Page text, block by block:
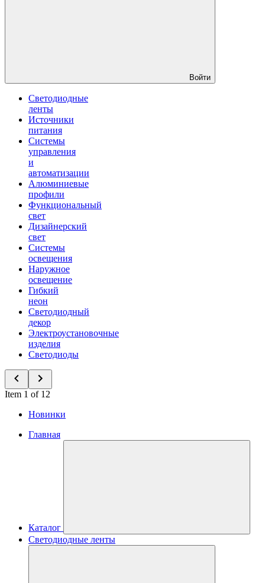
Войти
Светодиодные
ленты
Источники
питания
Системы
управления
и
автоматизации
Алюминиевые
профили
Функциональный
свет
Дизайнерский
свет
Системы
освещения
Наружное
освещение
Гибкий
неон
Светодиодный
декор
Электроустановочные
изделия
Светодиоды
Item 1 of 12
Новинки
Главная
Каталог
Светодиодные ленты